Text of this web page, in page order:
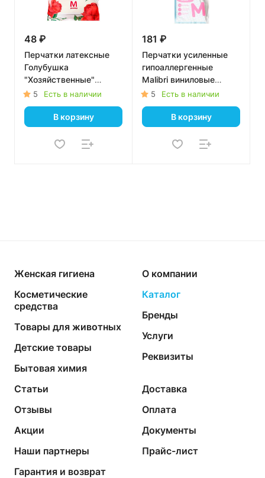
48 ₽
Перчатки латексные
Голубушка
"Хозяйственные"
(Молочный, Размер: M)
5 Есть в наличии
В корзину
181 ₽
Перчатки усиленные
гипоаллергенные
Malibri виниловые
(Белый с голубыми
пальцами M)
5 Есть в наличии
В корзину
Женская гигиена
Косметические
средства
Товары для животных
Детские товары
Бытовая химия
О компании
Каталог
Бренды
Услуги
Реквизиты
Статьи
Отзывы
Акции
Наши партнеры
Гарантия и возврат
Доставка
Оплата
Документы
Прайс-лист